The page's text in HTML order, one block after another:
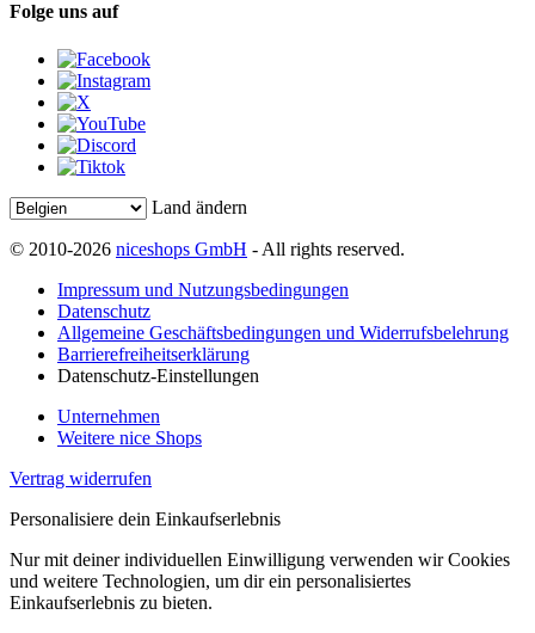
Folge uns auf
Land ändern
© 2010-2026 niceshops GmbH - All rights reserved.
Impressum und Nutzungsbedingungen
Datenschutz
Allgemeine Geschäftsbedingungen und Widerrufsbelehrung
Barrierefreiheitserklärung
Datenschutz-Einstellungen
Unternehmen
Weitere nice Shops
Vertrag widerrufen
Personalisiere dein Einkaufserlebnis
Nur mit deiner individuellen Einwilligung verwenden wir Cookies
und weitere Technologien, um dir ein personalisiertes
Einkaufserlebnis zu bieten.